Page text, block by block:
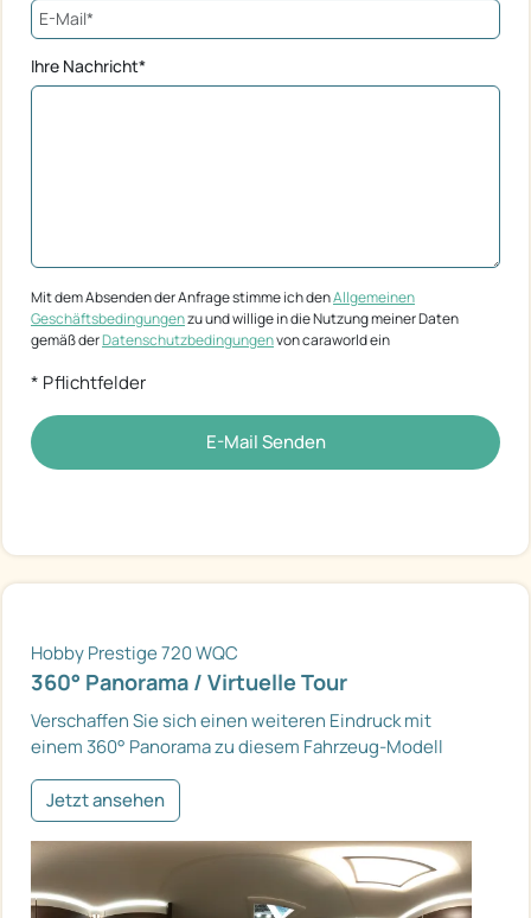
Ihre Nachricht*
Mit dem Absenden der Anfrage stimme ich denAllgemeinen
Geschäftsbedingungenzu und willige in die Nutzung meiner Daten
gemäß derDatenschutzbedingungenvon caraworld ein
* Pflichtfelder
E-Mail Senden
Hobby Prestige 720 WQC
360° Panorama / Virtuelle Tour
Verschaffen Sie sich einen weiteren Eindruck mit
einem 360° Panorama zu diesem Fahrzeug-Modell
Jetzt ansehen